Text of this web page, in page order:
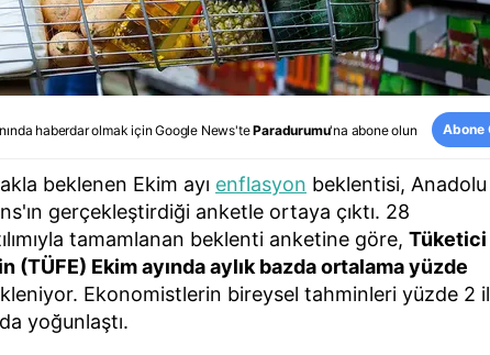
haberdar olmak içinGoogle News'teParadurumu'na abone olun Abone
beklenen Ekim ayı enflasyon beklentisi, Anadolu
gerçekleştirdiği anketle ortaya çıktı. 28
tamamlanan beklenti anketine göre, Tüketici
(TÜFE) Ekim ayında aylık bazda ortalama yüzde
Ekonomistlerin bireysel tahminleri yüzde 2
yoğunlaştı.